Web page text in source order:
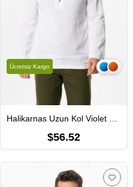
Halikarnas Uzun Kol Violet Düğme Detaylı Erkek Yazlık Tshirt Beyaz Byz
$56.52
Ücretsiz Kargo